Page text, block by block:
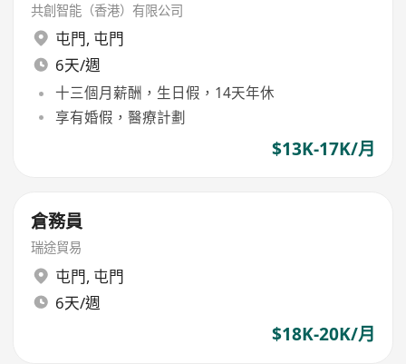
共創智能（香港）有限公司
屯門, 屯門
6天/週
十三個月薪酬，生日假，14天年休
享有婚假，醫療計劃
$13K-17K/月
倉務員
瑞途貿易
屯門, 屯門
6天/週
$18K-20K/月